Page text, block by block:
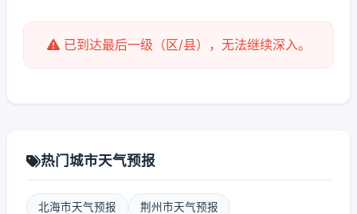
已到达最后一级（区/县），无法继续深入。
热门城市天气预报
北海市天气预报 荆州市天气预报